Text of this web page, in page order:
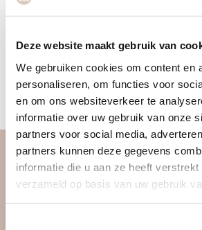
Deze website maakt gebruik van
We gebruiken cookies om content en
personaliseren, om functies voor
en om ons websiteverkeer te
informatie over uw gebruik van onze
partners voor social media,
partners kunnen deze gegevens
informatie die u aan ze heeft verstrekt
verzameld op basis van uw gebruik
achtergrond en vind holistische
Naast Pilates ben ik HBO docent,
openingsdansen voor bruiloften.
over ons